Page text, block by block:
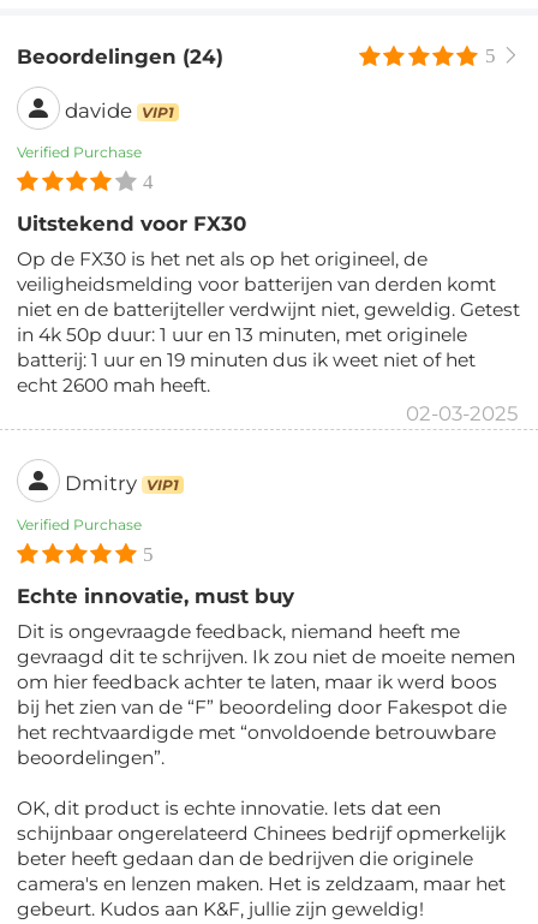
Beoordelingen (24) 5
davide VIP1
Verified Purchase
4
Uitstekend voor FX30
Op de FX30 is het net als op het origineel, de
veiligheidsmelding voor batterijen van derden komt
niet en de batterijteller verdwijnt niet, geweldig. Getest
in 4k 50p duur: 1 uur en 13 minuten, met originele
batterij: 1 uur en 19 minuten dus ik weet niet of het
echt 2600 mah heeft.
02-03-2025
Dmitry VIP1
Verified Purchase
5
Echte innovatie, must buy
Dit is ongevraagde feedback, niemand heeft me
gevraagd dit te schrijven. Ik zou niet de moeite nemen
om hier feedback achter te laten, maar ik werd boos
bij het zien van de “F” beoordeling door Fakespot die
het rechtvaardigde met “onvoldoende betrouwbare
beoordelingen”.
OK, dit product is echte innovatie. Iets dat een
schijnbaar ongerelateerd Chinees bedrijf opmerkelijk
beter heeft gedaan dan de bedrijven die originele
camera's en lenzen maken. Het is zeldzaam, maar het
gebeurt. Kudos aan K&F, jullie zijn geweldig!